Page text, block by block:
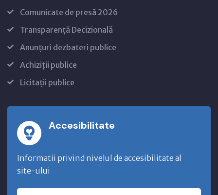
Comunicate de presă 2026
Transparență Decizională
Anunțuri dezbateri publice
Achiziții publice
Licitații publice
Accesibilitate
Informatii privind nivelul de accesibilitate al
site-ului